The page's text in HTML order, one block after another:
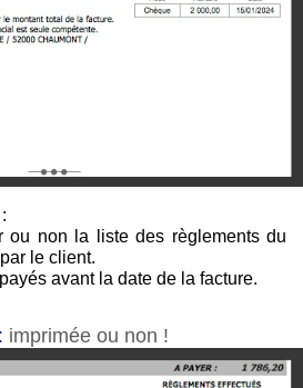
:
ou non la liste des règlements du
le client.
avant la date de la facture.
: imprimée ou non !